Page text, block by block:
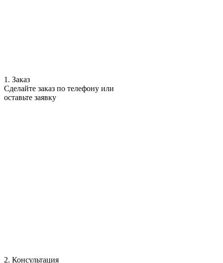
1. Заказ
Сделайте заказ по телефону или
оставьте заявку
2. Консультация